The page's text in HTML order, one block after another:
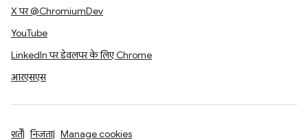
X पर @ChromiumDev
YouTube
LinkedIn पर डेवलपर के लिए Chrome
आरएसएस
शर्तें निजता Manage cookies